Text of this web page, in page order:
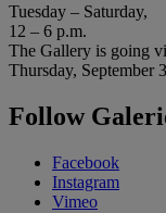
Tuesday – Saturday,
12 – 6 p.m.
The Gallery is going
Thursday, September
Follow
Facebook
Instagram
Vimeo